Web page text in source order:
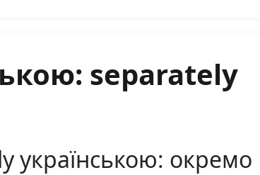
separately
українською: окремо